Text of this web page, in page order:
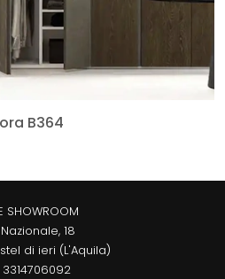
B364
SHOWROOM
18
di ieri (L'Aquila)
3314706092